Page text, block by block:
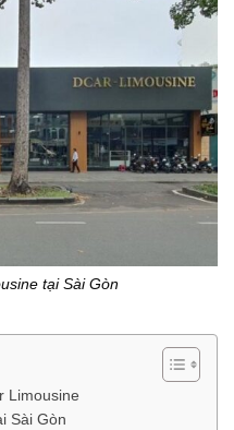
tại Sài Gòn
Limousine
Sài Gòn